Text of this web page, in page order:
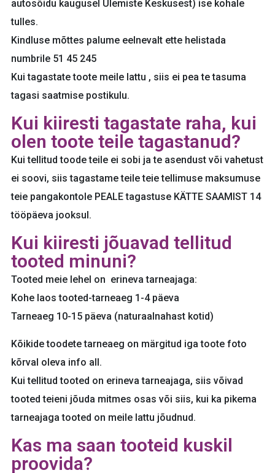
autosõidu kaugusel Ülemiste Keskusest) ise kohale
tulles.
Kindluse mõttes palume eelnevalt ette helistada
numbrile 51 45 245
Kui tagastate toote meile lattu , siis ei pea te tasuma
tagasi saatmise postikulu.
Kui kiiresti tagastate raha, kui
olen toote teile tagastanud?
Kui tellitud toode teile ei sobi ja te asendust või vahetust
ei soovi, siis tagastame teile teie tellimuse maksumuse
teie pangakontole PEALE tagastuse KÄTTE SAAMIST 14
tööpäeva jooksul.
Kui kiiresti jõuavad tellitud
tooted minuni?
Tooted meie lehel on erineva tarneajaga:
Kohe laos tooted-tarneaeg 1-4 päeva
Tarneaeg 10-15 päeva (naturaalnahast kotid)
Kõikide toodete tarneaeg on märgitud iga toote foto
kõrval oleva info all.
Kui tellitud tooted on erineva tarneajaga, siis võivad
tooted teieni jõuda mitmes osas või siis, kui ka pikema
tarneajaga tooted on meile lattu jõudnud.
Kas ma saan tooteid kuskil
proovida?